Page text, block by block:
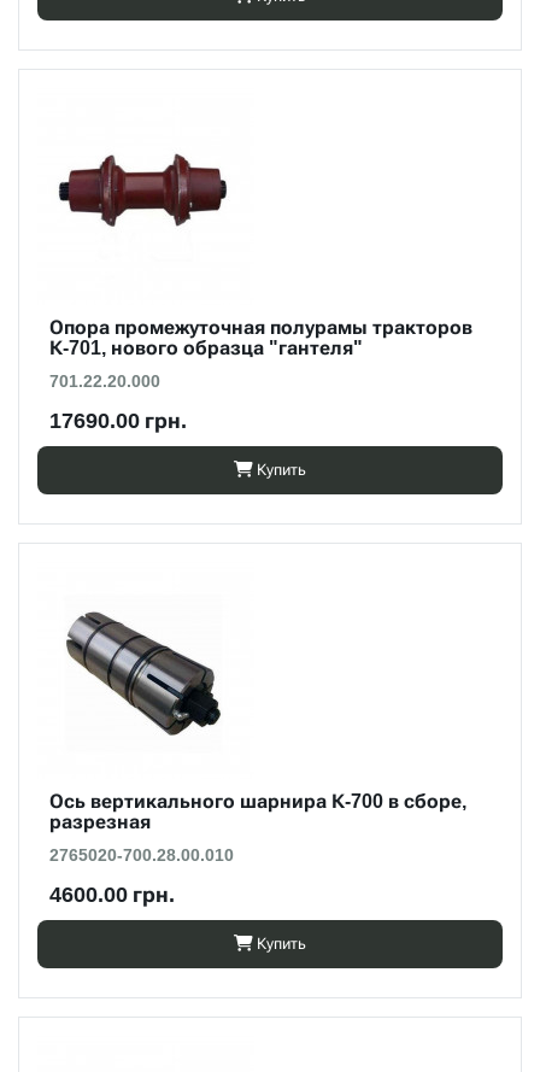
Опора промежуточная полурамы тракторов
К-701, нового образца "гантеля"
701.22.20.000
17690.00 грн.
Купить
Ось вертикального шарнира К-700 в сборе,
разрезная
2765020-700.28.00.010
4600.00 грн.
Купить